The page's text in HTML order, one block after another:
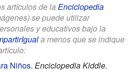
artículos de la Enciclopedia
se puede utilizar
y educativos bajo la
a menos que se indique
Niños. Enciclopedia Kiddle.